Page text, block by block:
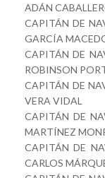
ADÁN
CAPITÁN DE
GARCÍA
CAPITÁN DE
ROBINSON
CAPITÁN DE
VERA VIDAL
CAPITÁN
MARTÍNEZ
CAPITÁN DE
CARLOS